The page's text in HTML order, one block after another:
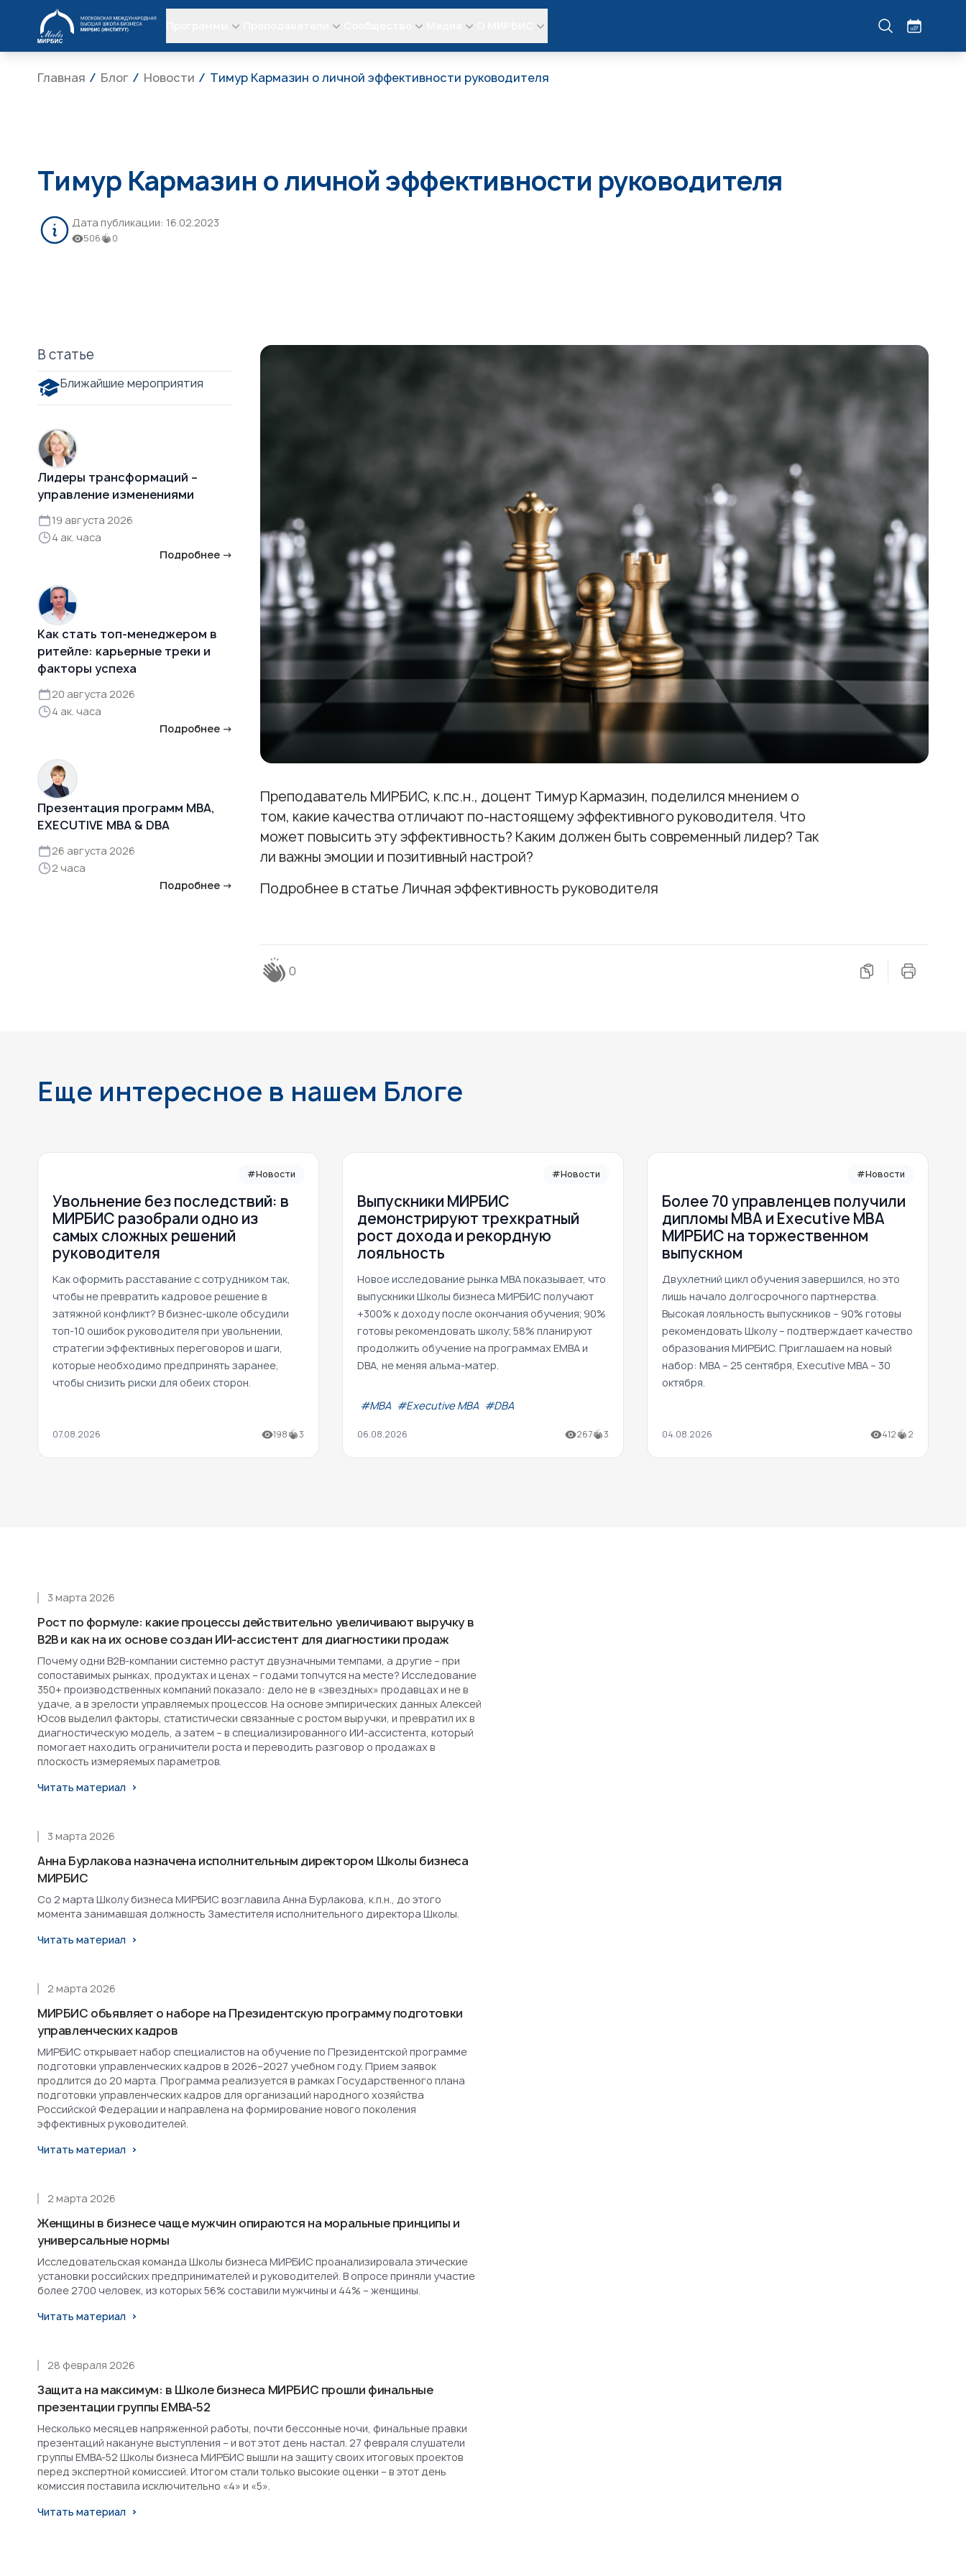
МИРБИС
Главная Блог Новости Тимур Кармазин о личной эффективности руководителя
Тимур Кармазин о личной эффективности руководителя
Дата публикации: 16.02.2023
506 0
В статье
Преподаватель МИРБИС, к.пс.н., доцент Тимур Кармазин, поделился мнением о
том, какие качества отличают по-настоящему эффективного руководителя. Что
может повысить эту эффективность? Каким должен быть современный лидер? Так
ли важны эмоции и позитивный настрой?
Подробнее в статьеЛичная эффективность руководителя
Ближайшие мероприятия
Лидеры трансформаций –
управление изменениями
19 августа 2026
4 ак. часа
Подробнее →
Как стать топ-менеджером в
ритейле: карьерные треки и
факторы успеха
20 августа 2026
4 ак. часа
Подробнее →
Презентация программ MBA,
EXECUTIVE MBA & DBA
26 августа 2026
2 часа
Подробнее →
0
Еще интересное в нашем Блоге
#Новости
Увольнение без последствий: в
МИРБИС разобрали одно из
самых сложных решений
руководителя
Как оформить расставание с сотрудником так,
чтобы не превратить кадровое решение в
затяжной конфликт? В бизнес-школе обсудили
топ-10 ошибок руководителя при увольнении,
стратегии эффективных переговоров и шаги,
которые необходимо предпринять заранее,
чтобы снизить риски для обеих сторон.
07.08.2026 198 3
#Новости
Выпускники МИРБИС
демонстрируют трехкратный
рост дохода и рекордную
лояльность
Новое исследование рынка MBA показывает, что
выпускники Школы бизнеса МИРБИС получают
+300% к доходу после окончания обучения; 90%
готовы рекомендовать школу; 58% планируют
продолжить обучение на программах EMBA и
DBA, не меняя альма-матер.
#МВА #Executive MBA #DBA
06.08.2026 267 3
#Новости
Более 70 управленцев получили
дипломы MBA и Executive MBA
МИРБИС на торжественном
выпускном
Двухлетний цикл обучения завершился, но это
лишь начало долгосрочного партнерства.
Высокая лояльность выпускников – 90% готовы
рекомендовать Школу – подтверждает качество
образования МИРБИС. Приглашаем на новый
набор: MBA – 25 сентября, Executive MBA – 30
октября.
04.08.2026 412 2
Рост по формуле: какие процессы действительно увеличивают выручку в
B2B и как на их основе создан ИИ-ассистент для диагностики продаж
3 марта 2026
Почему одни B2B-компании системно растут двузначными темпами, а другие – при
сопоставимых рынках, продуктах и ценах – годами топчутся на месте? Исследование
350+ производственных компаний показало: дело не в «звездных» продавцах и не в
удаче, а в зрелости управляемых процессов. На основе эмпирических данных Алексей
Юсов выделил факторы, статистически связанные с ростом выручки, и превратил их в
диагностическую модель, а затем – в специализированного ИИ-ассистента, который
помогает находить ограничители роста и переводить разговор о продажах в
плоскость измеряемых параметров.
Читать материал
Анна Бурлакова назначена исполнительным директором Школы бизнеса
МИРБИС
3 марта 2026
Со 2 марта Школу бизнеса МИРБИС возглавила Анна Бурлакова, к.п.н., до этого
момента занимавшая должность Заместителя исполнительного директора Школы.
Читать материал
МИРБИС объявляет о наборе на Президентскую программу подготовки
управленческих кадров
2 марта 2026
МИРБИС открывает набор специалистов на обучение по Президентской программе
подготовки управленческих кадров в 2026–2027 учебном году. Прием заявок
продлится до 20 марта. Программа реализуется в рамках Государственного плана
подготовки управленческих кадров для организаций народного хозяйства
Российской Федерации и направлена на формирование нового поколения
эффективных руководителей.
Читать материал
Женщины в бизнесе чаще мужчин опираются на моральные принципы и
универсальные нормы
2 марта 2026
Исследовательская команда Школы бизнеса МИРБИС проанализировала этические
установки российских предпринимателей и руководителей. В опросе приняли участие
более 2700 человек, из которых 56% составили мужчины и 44% – женщины.
Читать материал
Защита на максимум: в Школе бизнеса МИРБИС прошли финальные
презентации группы EMBA-52
28 февраля 2026
Несколько месяцев напряженной работы, почти бессонные ночи, финальные правки
презентаций накануне выступления – и вот этот день настал. 27 февраля слушатели
группы EMBA-52 Школы бизнеса МИРБИС вышли на защиту своих итоговых проектов
перед экспертной комиссией. Итогом стали только высокие оценки – в этот день
комиссия поставила исключительно «4» и «5».
Читать материал